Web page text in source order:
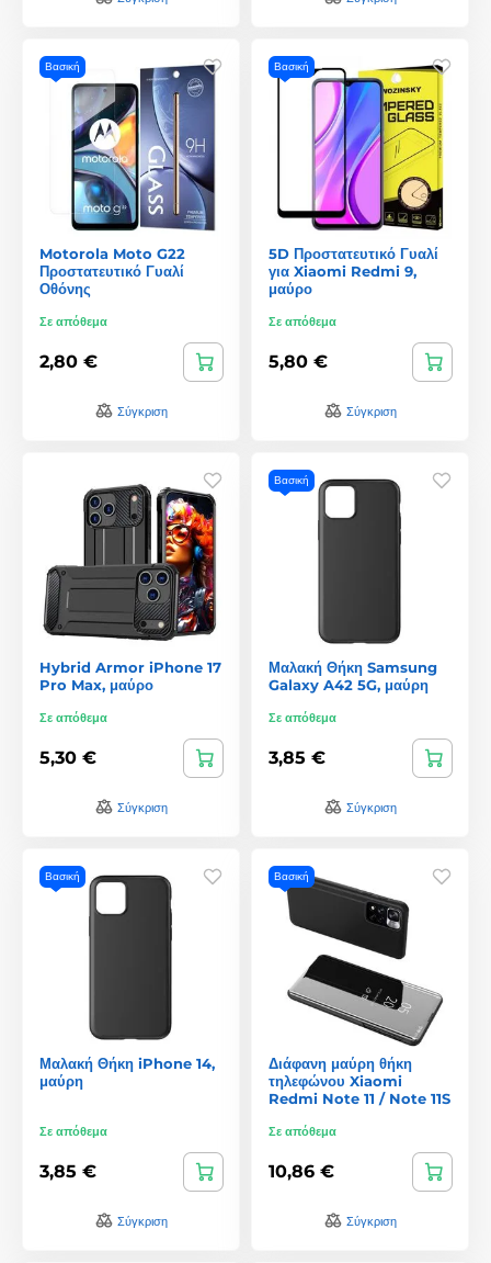
Βασική
Motorola Moto G22
Προστατευτικό Γυαλί
Οθόνης
Σε απόθεμα
2,80 €
Σύγκριση
Βασική
5D Προστατευτικό Γυαλί
για Xiaomi Redmi 9,
μαύρο
Σε απόθεμα
5,80 €
Σύγκριση
Hybrid Armor iPhone 17
Pro Max, μαύρο
Σε απόθεμα
5,30 €
Σύγκριση
Βασική
Μαλακή Θήκη Samsung
Galaxy A42 5G, μαύρη
Σε απόθεμα
3,85 €
Σύγκριση
Βασική
Μαλακή Θήκη iPhone 14,
μαύρη
Σε απόθεμα
3,85 €
Σύγκριση
Βασική
Διάφανη μαύρη θήκη
τηλεφώνου Xiaomi
Redmi Note 11 / Note 11S
Σε απόθεμα
10,86 €
Σύγκριση